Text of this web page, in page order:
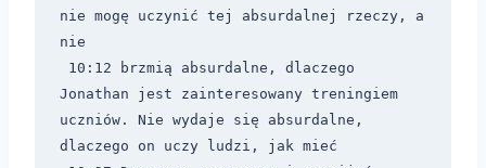
nie mogę uczynić tej absurdalnej rzeczy, a
nie
Jonathan jest zainteresowany treningiem
uczniów. Nie wydaje się absurdalne,
dlaczego on uczy ludzi, jak mieć